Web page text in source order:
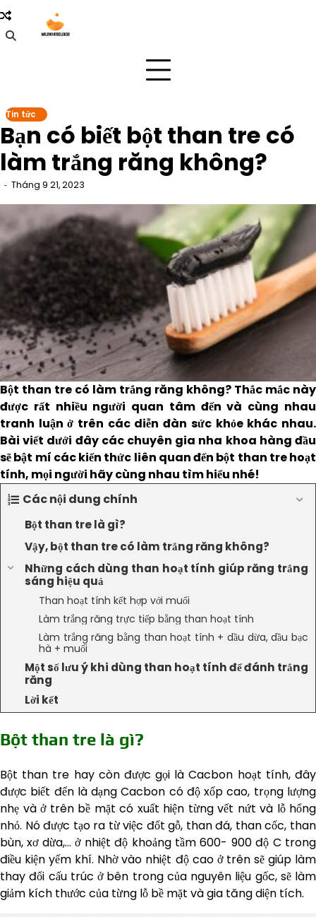
Skip
to
content
Tin tức
Bạn có biết bột than tre có
làm trắng răng không?
Tháng 9 21, 2023
Bột than tre có làm trắng răng không? Thắc mắc này
được rất nhiều người quan tâm đến và cùng nhau
tranh luận ở trên các diễn đàn sức khỏe khác nhau.
Bài viết dưới đây các chuyên gia nha khoa hàng đầu
sẽ bật mí các kiến thức liên quan đến bột than tre hoạt
tính, mọi người hãy cùng nhau tìm hiểu nhé!
Các nội dung chính
Bột than tre là gì?
Vậy, bột than tre có làm trắng răng không?
Những cách dùng than hoạt tính giúp răng trắng
sáng hiệu quả
Than hoạt tính kết hợp với muối
Làm trắng răng trực tiếp bằng than hoạt tính
Làm trắng răng bằng than hoạt tính + dầu dừa, dầu bạc
hà + muối
Một số lưu ý khi dùng than hoạt tính để đánh trắng
răng
Lời kết
Bột than tre là gì?
Bột than tre hay còn được gọi là Cacbon hoạt tính, đây
được biết đến là dạng Cacbon có độ xốp cao, trọng lượng
nhẹ và ở trên bề mặt có xuất hiện từng vết nứt và lỗ hổng
nhỏ. Nó được tạo ra từ việc đốt gỗ, than đá, than cốc, than
bùn, xơ dừa,… ở nhiệt độ khoảng tầm 600- 900 độ C trong
điều kiện yếm khí. Nhờ vào nhiệt độ cao ở trên sẽ giúp làm
thay đổi cấu trúc ở bên trong của nguyên liệu gốc, sẽ làm
giảm kích thước của từng lỗ bề mặt và gia tăng diện tích.